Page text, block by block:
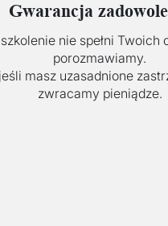
Gwarancja
nie spełni Twoich
porozmawiamy.
masz uzasadnione
zwracamy pieniądze.